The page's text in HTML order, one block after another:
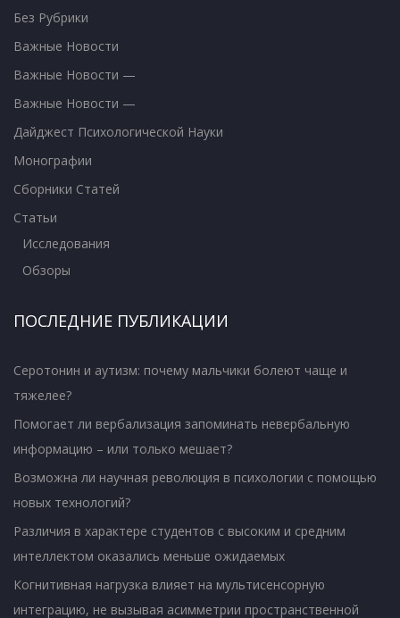
Без Рубрики
Важные Новости
Важные Новости —
Важные Новости —
Дайджест Психологической Науки
Монографии
Сборники Статей
Статьи
Исследования
Обзоры
ПОСЛЕДНИЕ ПУБЛИКАЦИИ
Серотонин и аутизм: почему мальчики болеют чаще и
тяжелее?
Помогает ли вербализация запоминать невербальную
информацию – или только мешает?
Возможна ли научная революция в психологии с помощью
новых технологий?
Различия в характере студентов с высоким и средним
интеллектом оказались меньше ожидаемых
Когнитивная нагрузка влияет на мультисенсорную
интеграцию, не вызывая асимметрии пространственной